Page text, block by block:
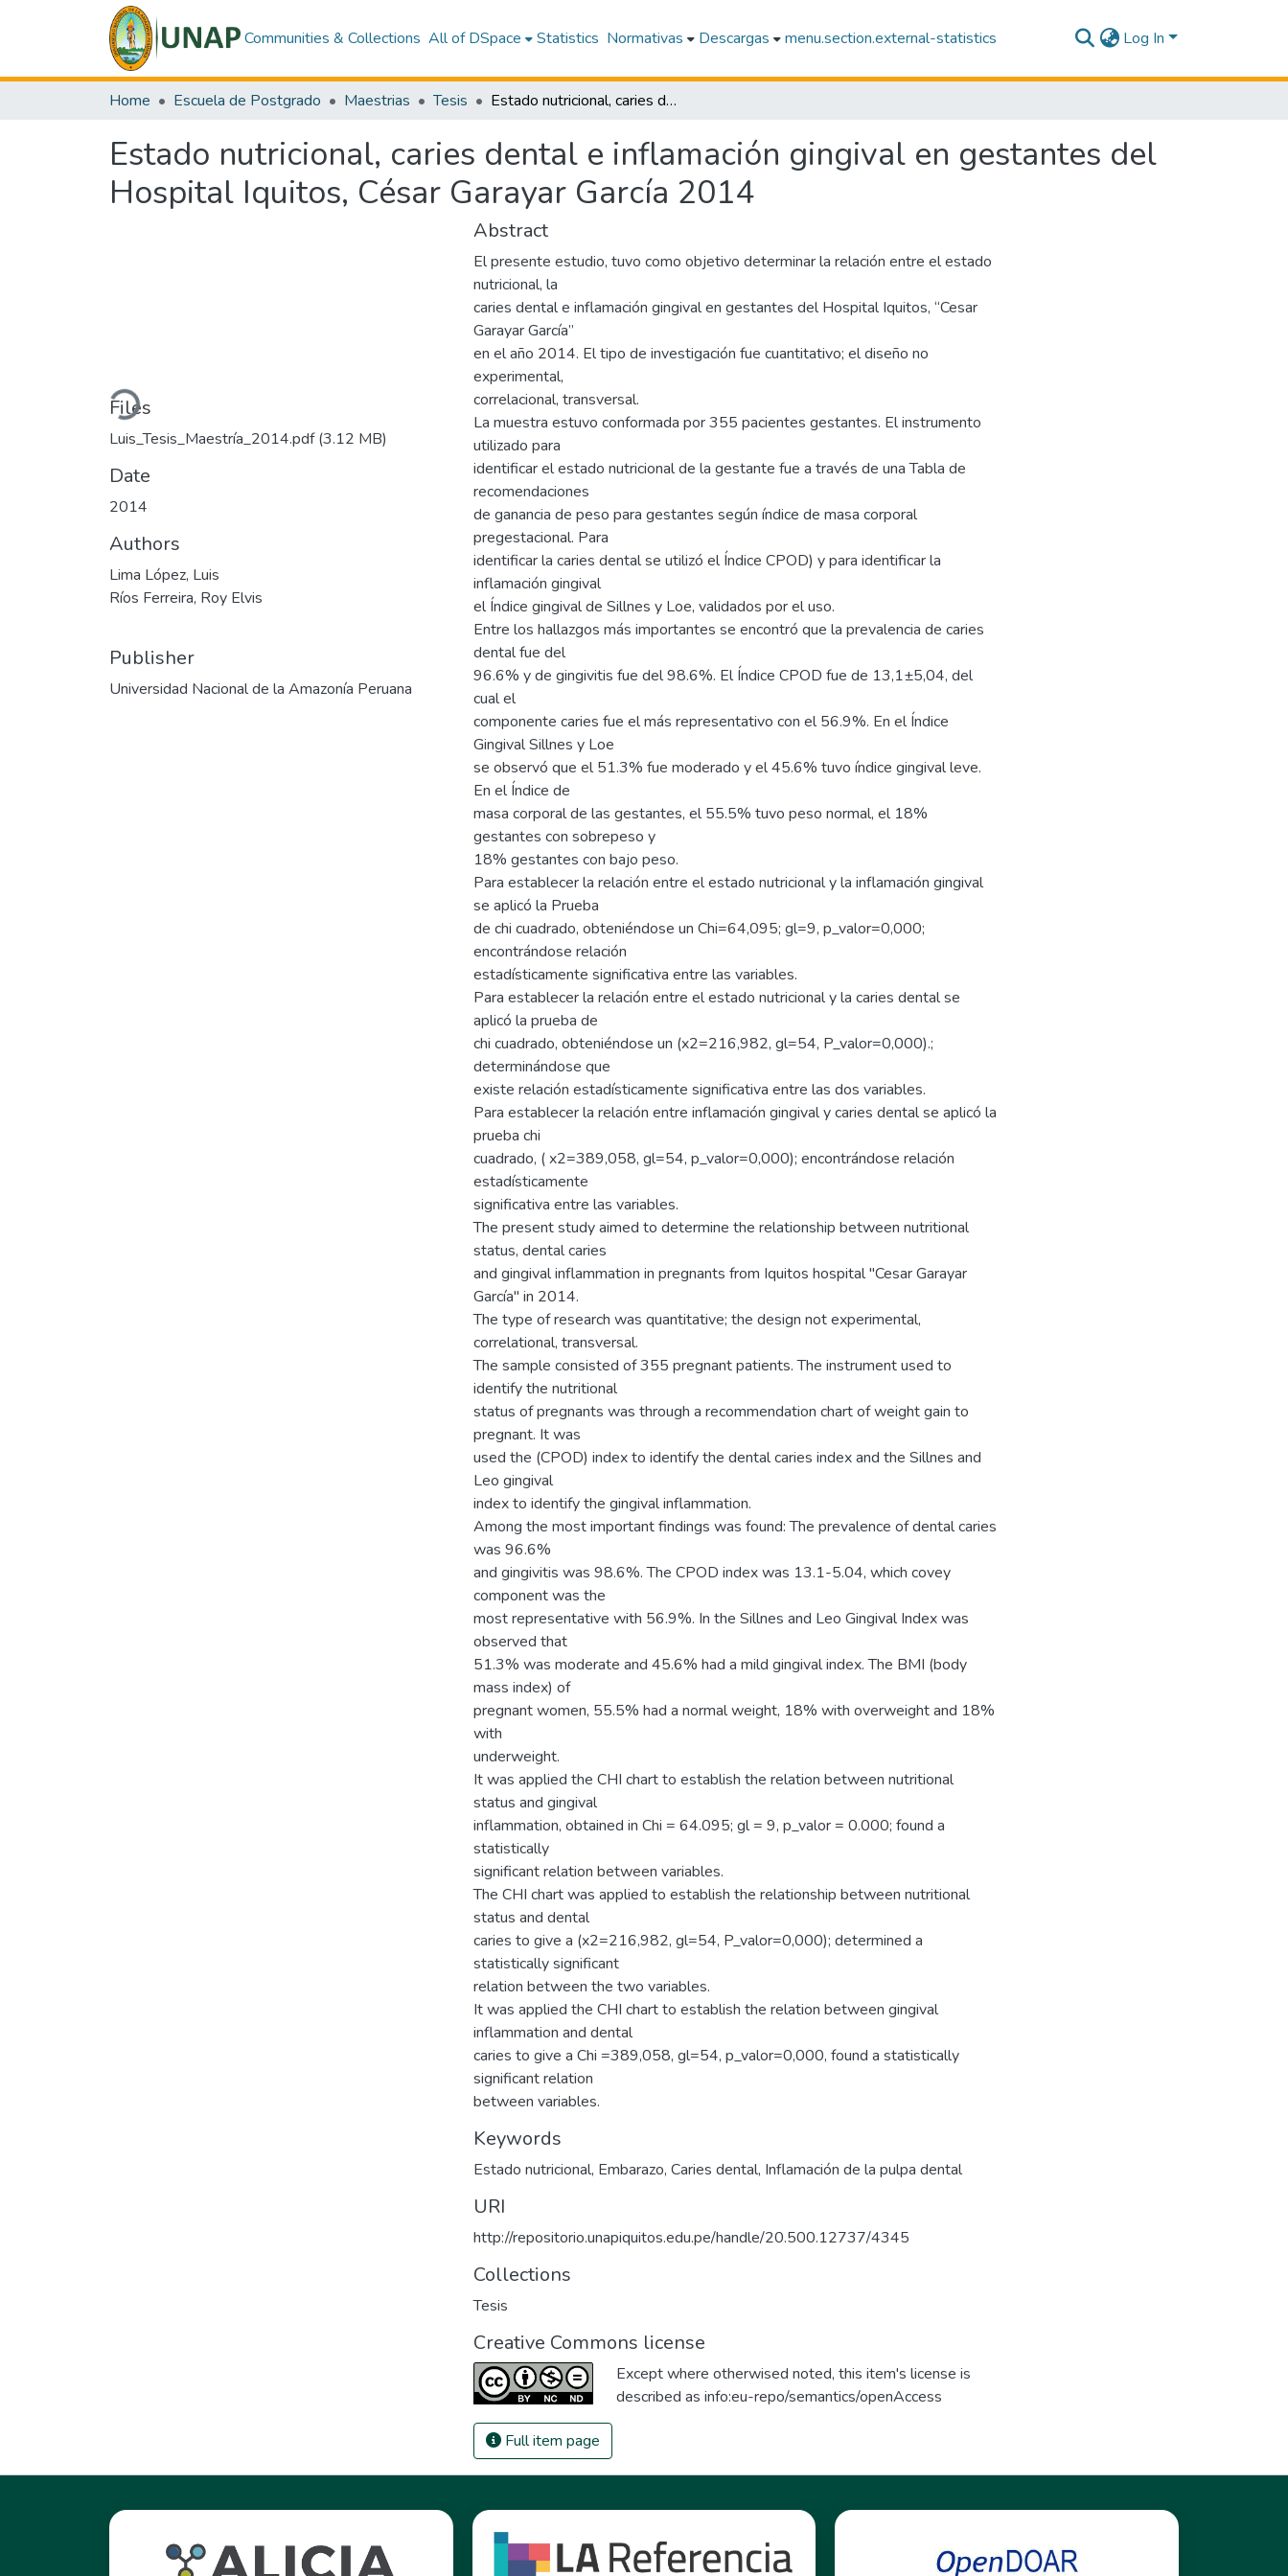
Communities & Collections All of DSpace Statistics Normativas Descargas menu.section.external-statistics Log In
Home Escuela de Postgrado Maestrias Tesis Estado nutricional, caries dental e inflamación gingival en gestantes del Hospital Iquitos, César Garayar García 2014
Estado nutricional, caries dental e inflamación gingival en gestantes del
Hospital Iquitos, César Garayar García 2014
Loading...
Files
Luis_Tesis_Maestría_2014.pdf(3.12 MB)
Date
2014
Authors
Lima López, Luis
Ríos Ferreira, Roy Elvis
Publisher
Universidad Nacional de la Amazonía Peruana
Abstract
El presente estudio, tuvo como objetivo determinar la relación entre el estado
nutricional, la
caries dental e inflamación gingival en gestantes del Hospital Iquitos, “Cesar
Garayar García”
en el año 2014. El tipo de investigación fue cuantitativo; el diseño no
experimental,
correlacional, transversal.
La muestra estuvo conformada por 355 pacientes gestantes. El instrumento
utilizado para
identificar el estado nutricional de la gestante fue a través de una Tabla de
recomendaciones
de ganancia de peso para gestantes según índice de masa corporal
pregestacional. Para
identificar la caries dental se utilizó el Índice CPOD) y para identificar la
inflamación gingival
el Índice gingival de Sillnes y Loe, validados por el uso.
Entre los hallazgos más importantes se encontró que la prevalencia de caries
dental fue del
96.6% y de gingivitis fue del 98.6%. El Índice CPOD fue de 13,1±5,04, del
cual el
componente caries fue el más representativo con el 56.9%. En el Índice
Gingival Sillnes y Loe
se observó que el 51.3% fue moderado y el 45.6% tuvo índice gingival leve.
En el Índice de
masa corporal de las gestantes, el 55.5% tuvo peso normal, el 18%
gestantes con sobrepeso y
18% gestantes con bajo peso.
Para establecer la relación entre el estado nutricional y la inflamación gingival
se aplicó la Prueba
de chi cuadrado, obteniéndose un Chi=64,095; gl=9, p_valor=0,000;
encontrándose relación
estadísticamente significativa entre las variables.
Para establecer la relación entre el estado nutricional y la caries dental se
aplicó la prueba de
chi cuadrado, obteniéndose un (x2=216,982, gl=54, P_valor=0,000).;
determinándose que
existe relación estadísticamente significativa entre las dos variables.
Para establecer la relación entre inflamación gingival y caries dental se aplicó la
prueba chi
cuadrado, ( x2=389,058, gl=54, p_valor=0,000); encontrándose relación
estadísticamente
significativa entre las variables.
The present study aimed to determine the relationship between nutritional
status, dental caries
and gingival inflammation in pregnants from Iquitos hospital "Cesar Garayar
García" in 2014.
The type of research was quantitative; the design not experimental,
correlational, transversal.
The sample consisted of 355 pregnant patients. The instrument used to
identify the nutritional
status of pregnants was through a recommendation chart of weight gain to
pregnant. It was
used the (CPOD) index to identify the dental caries index and the Sillnes and
Leo gingival
index to identify the gingival inflammation.
Among the most important findings was found: The prevalence of dental caries
was 96.6%
and gingivitis was 98.6%. The CPOD index was 13.1-5.04, which covey
component was the
most representative with 56.9%. In the Sillnes and Leo Gingival Index was
observed that
51.3% was moderate and 45.6% had a mild gingival index. The BMI (body
mass index) of
pregnant women, 55.5% had a normal weight, 18% with overweight and 18%
with
underweight.
It was applied the CHI chart to establish the relation between nutritional
status and gingival
inflammation, obtained in Chi = 64.095; gl = 9, p_valor = 0.000; found a
statistically
significant relation between variables.
The CHI chart was applied to establish the relationship between nutritional
status and dental
caries to give a (x2=216,982, gl=54, P_valor=0,000); determined a
statistically significant
relation between the two variables.
It was applied the CHI chart to establish the relation between gingival
inflammation and dental
caries to give a Chi =389,058, gl=54, p_valor=0,000, found a statistically
significant relation
between variables.
Keywords
Estado nutricional, Embarazo, Caries dental, Inflamación de la pulpa dental
URI
http://repositorio.unapiquitos.edu.pe/handle/20.500.12737/4345
Collections
Tesis
Creative Commons license
Except where otherwised noted, this item's license is
described as info:eu-repo/semantics/openAccess
Full item page